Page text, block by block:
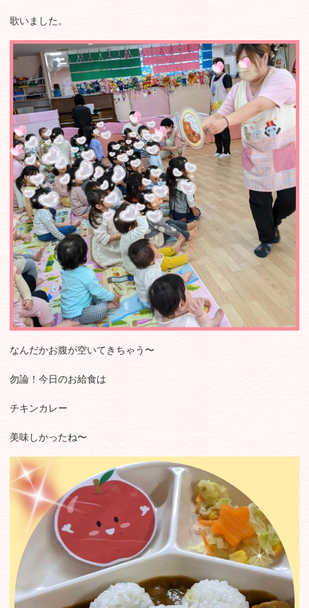
歌いました。
なんだかお腹が空いてきちゃう〜
勿論！今日のお給食は
チキンカレー
美味しかったね〜